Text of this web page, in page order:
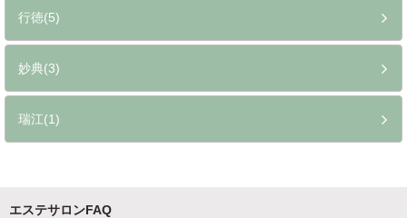
行徳(5)
妙典(3)
瑞江(1)
エステサロンFAQ